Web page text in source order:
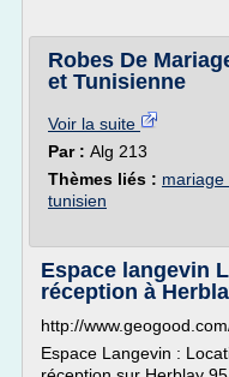
Robes De
et Tunisienne
Voir la suite
Par : Alg 213
Thèmes liés : mariage
tunisien
Espace langevin
réception à
http://
Espace Langevin :